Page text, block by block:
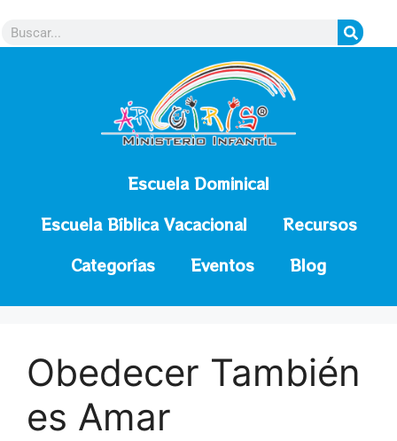
Escuela Dominical
Escuela Bíblica Vacacional
Recursos
Categorías
Eventos Blog
Obedecer También
es Amar